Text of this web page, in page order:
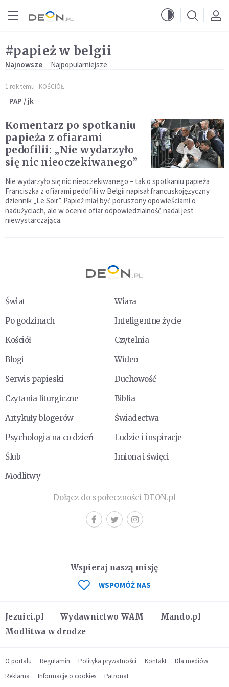
#papież w belgii
Najnowsze Najpopularniejsze
1 rok temu KOŚCIÓŁ
PAP / jk
Komentarz po spotkaniu
papieża z ofiarami
pedofilii: „Nie wydarzyło
się nic nieoczekiwanego”
Nie wydarzyło się nic nieoczekiwanego – tak o spotkaniu papieża
Franciszka z ofiarami pedofilii w Belgii napisał francuskojęzyczny
dziennik „Le Soir”. Papież miał być poruszony opowieściami o
nadużyciach, ale w ocenie ofiar odpowiedzialność nadal jest
niewystarczająca.
Świat
Wiara
Po godzinach
Inteligentne życie
Kościół
Czytelnia
Blogi
Wideo
Serwis papieski
Duchowość
Czytania liturgiczne
Biblia
Artykuły blogerów
Świadectwa
Psychologia na co dzień
Ludzie i inspiracje
Ślub
Imiona i święci
Modlitwy
Dołącz do społeczności DEON.pl
Jezuici.pl Wydawnictwo WAM
Mando.pl
Modlitwa w drodze
Wspieraj naszą misję
WSPOMÓŻ NAS
O portalu Regulamin Polityka prywatności Kontakt
Dla mediów
Reklama
Informacje o cookies Patronat